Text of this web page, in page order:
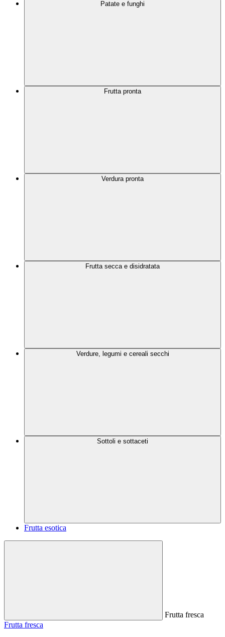
Patate e funghi
Frutta pronta
Verdura pronta
Frutta secca e disidratata
Verdure, legumi e cereali secchi
Sottoli e sottaceti
Frutta esotica
Frutta fresca
Frutta fresca